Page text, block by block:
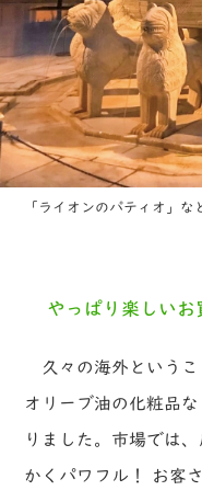
「ライオンのパティオ」
やっぱり楽しいお
久々の海外という
オリーブ油の化粧品
りました。市場では
かくパワフル！ お客